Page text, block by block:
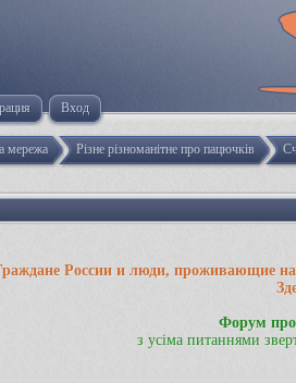
Вход
мережа Різне різноманітне про пацючків
России и люди, проживающие на
Форум
з усіма питаннями